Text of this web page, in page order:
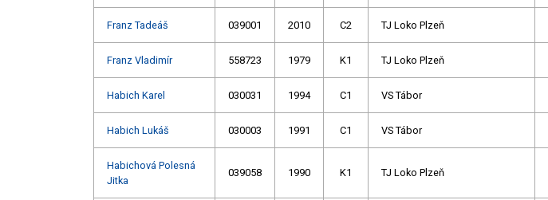
Franz Tadeáš 039001 2010 C2 TJ Loko Plzeň
Franz Vladimír 558723 1979 K1 TJ Loko Plzeň
Habich Karel 030031 1994 C1 VS Tábor
Habich Lukáš 030003 1991 C1 VS Tábor
Habichová Polesná
Jitka
039058 1990 K1 TJ Loko Plzeň